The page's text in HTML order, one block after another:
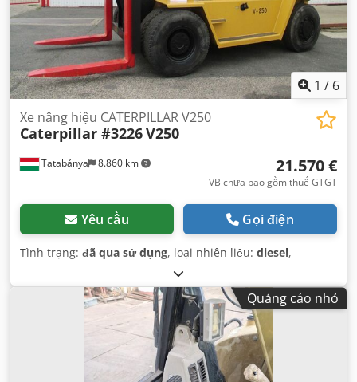
1 / 6
Tatabánya 8.860 km
Xe nâng hiệu CATERPILLAR V250
Caterpillar #3226V250
21.570 €
VB chưa bao gồm thuế GTGT
Yêu cầu Gọi điện
Tình trạng: đã qua sử dụng, loại nhiên liệu: diesel,
Quảng cáo nhỏ